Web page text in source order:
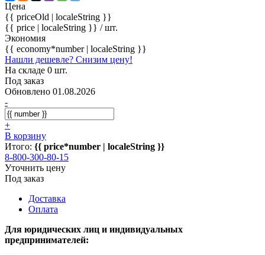
Цена
{{ priceOld | localeString }}
{{ price | localeString }} / шт.
Экономия
{{ economy*number | localeString }}
Нашли дешевле? Снизим цену!
На складе 0 шт.
Под заказ
Обновлено 01.08.2026
-
+
В корзину
Итого: {{ price*number | localeString }}
8-800-300-80-15
Уточнить цену
Под заказ
Доставка
Оплата
Для юридических лиц и индивидуальных
предпринимателей: